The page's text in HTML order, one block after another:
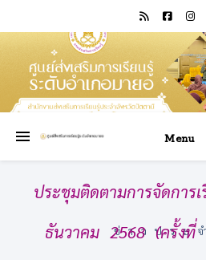
Menu
ข่าวประ
ประชุมติดตามการจัดการ
ธันวาคม 2568 (ครั้งที่